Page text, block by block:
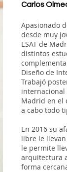
Carlos
Apasionado
desde muy
ESAT de
distintos
Diseño de
Trabajó
Madrid en el
a cabo todo
En 2016 su
libre le
le permite
arquitectura
forma